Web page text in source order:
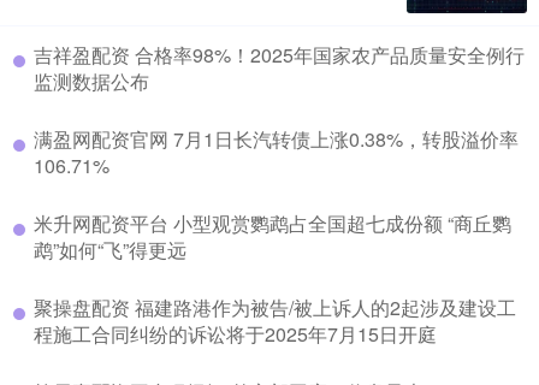
​吉祥盈配资 合格率98%！2025年国家农产品质量安全例行
监测数据公布
​满盈网配资官网 7月1日长汽转债上涨0.38%，转股溢价率
106.71%
​米升网配资平台 小型观赏鹦鹉占全国超七成份额 “商丘鹦
鹉”如何“飞”得更远
​聚操盘配资 福建路港作为被告/被上诉人的2起涉及建设工
程施工合同纠纷的诉讼将于2025年7月15日开庭